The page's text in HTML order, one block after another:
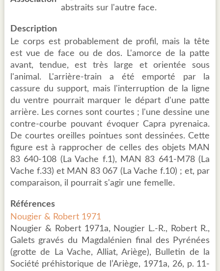
abstraits sur l'autre face.
Description
Le corps est probablement de profil, mais la tête
est vue de face ou de dos. L'amorce de la patte
avant, tendue, est très large et orientée sous
l'animal. L'arrière-train a été emporté par la
cassure du support, mais l'interruption de la ligne
du ventre pourrait marquer le départ d'une patte
arrière. Les cornes sont courtes ; l'une dessine une
contre-courbe pouvant évoquer Capra pyrenaica.
De courtes oreilles pointues sont dessinées. Cette
figure est à rapprocher de celles des objets MAN
83 640-108 (La Vache f.1), MAN 83 641-M78 (La
Vache f.33) et MAN 83 067 (La Vache f.10) ; et, par
comparaison, il pourrait s'agir une femelle.
Références
Nougier & Robert 1971
Nougier & Robert 1971a, Nougier L.-R., Robert R.,
Galets gravés du Magdalénien final des Pyrénées
(grotte de La Vache, Alliat, Ariège), Bulletin de la
Société préhistorique de l’Ariège, 1971a, 26, p. 11-